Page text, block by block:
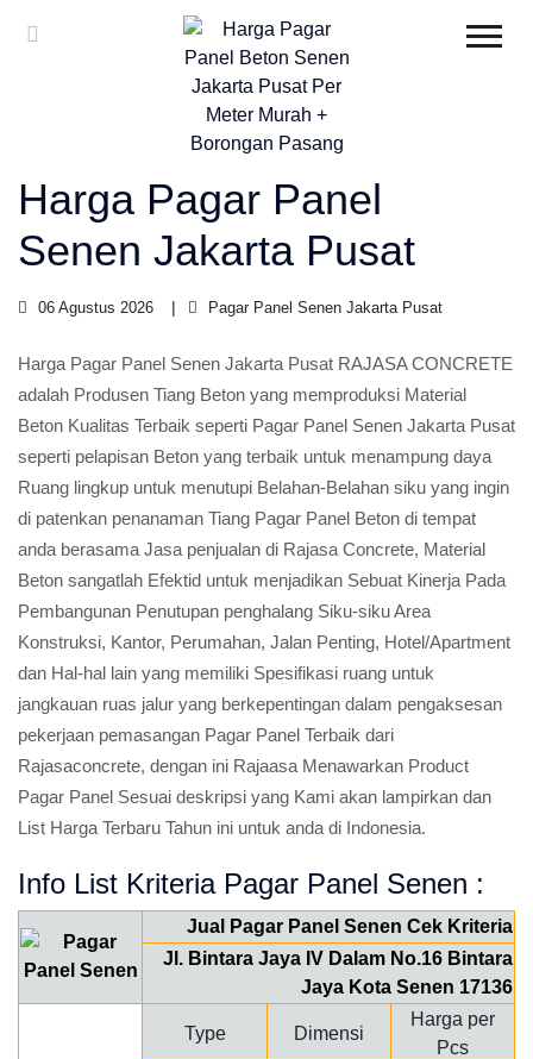
Harga Pagar Panel
Senen Jakarta Pusat
06 Agustus 2026 Pagar Panel Senen Jakarta Pusat
Harga Pagar Panel Senen Jakarta Pusat RAJASA CONCRETE
adalah Produsen Tiang Beton yang memproduksi Material
Beton Kualitas Terbaik seperti Pagar Panel Senen Jakarta Pusat
seperti pelapisan Beton yang terbaik untuk menampung daya
Ruang lingkup untuk menutupi Belahan-Belahan siku yang ingin
di patenkan penanaman Tiang Pagar Panel Beton di tempat
anda berasama Jasa penjualan di Rajasa Concrete, Material
Beton sangatlah Efektid untuk menjadikan Sebuat Kinerja Pada
Pembangunan Penutupan penghalang Siku-siku Area
Konstruksi, Kantor, Perumahan, Jalan Penting, Hotel/Apartment
dan Hal-hal lain yang memiliki Spesifikasi ruang untuk
jangkauan ruas jalur yang berkepentingan dalam pengaksesan
pekerjaan pemasangan Pagar Panel Terbaik dari
Rajasaconcrete, dengan ini Rajaasa Menawarkan Product
Pagar Panel Sesuai deskripsi yang Kami akan lampirkan dan
List Harga Terbaru Tahun ini untuk anda di Indonesia.
Info List Kriteria Pagar Panel Senen :
Jual Pagar Panel Senen Cek Kriteria
Jl. Bintara Jaya IV Dalam No.16 Bintara
Jaya Kota Senen 17136
Type Dimensi
Harga per
Pcs